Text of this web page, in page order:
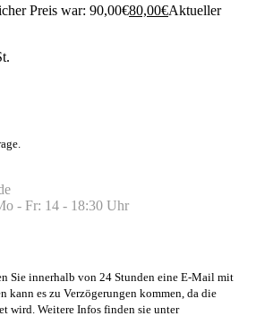
Preis war: 90,00€80,00€Aktueller
- Fr: 14 - 18:30 Uhr
Sie innerhalb von 24 Stunden eine E-Mail mit
kann es zu Verzögerungen kommen, da die
wird. Weitere Infos finden sie unter